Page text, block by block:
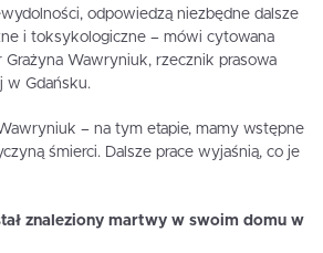
odpowiedzą niezbędne dalsze
i toksykologiczne – mówi cytowana
Wawryniuk, rzecznik prasowa
w Gdańsku.
– na tym etapie, mamy wstępne
śmierci. Dalsze prace wyjaśnią, co je
znaleziony martwy w swoim domu w